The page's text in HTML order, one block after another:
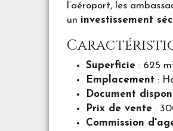
l’aéroport, les
un investissement
Superficie : 625
Emplacement :
Document
Prix de vente :
Commission